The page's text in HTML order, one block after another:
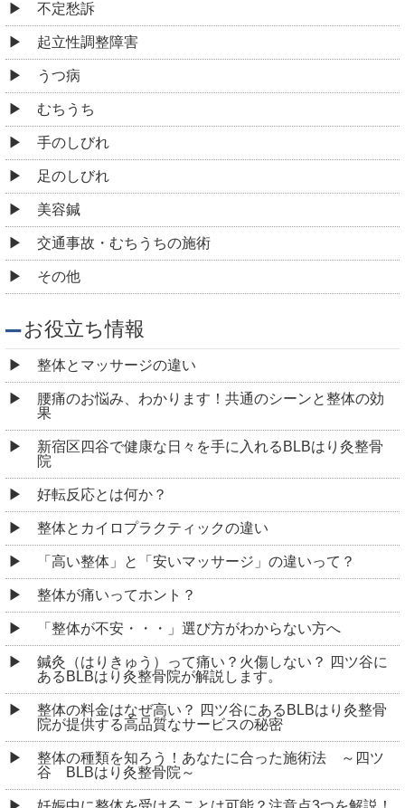
不定愁訴
起立性調整障害
うつ病
むちうち
手のしびれ
足のしびれ
美容鍼
交通事故・むちうちの施術
その他
お役立ち情報
整体とマッサージの違い
腰痛のお悩み、わかります！共通のシーンと整体の効
果
新宿区四谷で健康な日々を手に入れるBLBはり灸整骨
院
好転反応とは何か？
整体とカイロプラクティックの違い
「高い整体」と「安いマッサージ」の違いって？
整体が痛いってホント？
「整体が不安・・・」選び方がわからない方へ
鍼灸（はりきゅう）って痛い？火傷しない？ 四ツ谷に
あるBLBはり灸整骨院が解説します。
整体の料金はなぜ高い？ 四ツ谷にあるBLBはり灸整骨
院が提供する高品質なサービスの秘密
整体の種類を知ろう！あなたに合った施術法 ～四ツ
谷 BLBはり灸整骨院～